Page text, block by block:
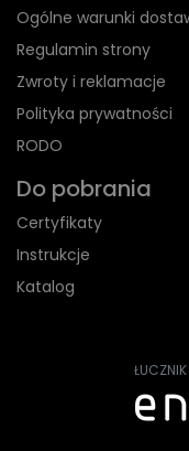
Ogólne warunki
Regulamin strony
Zwroty i reklamacje
Polityka prywatności
RODO
Do pobrania
Certyfikaty
Instrukcje
Katalog